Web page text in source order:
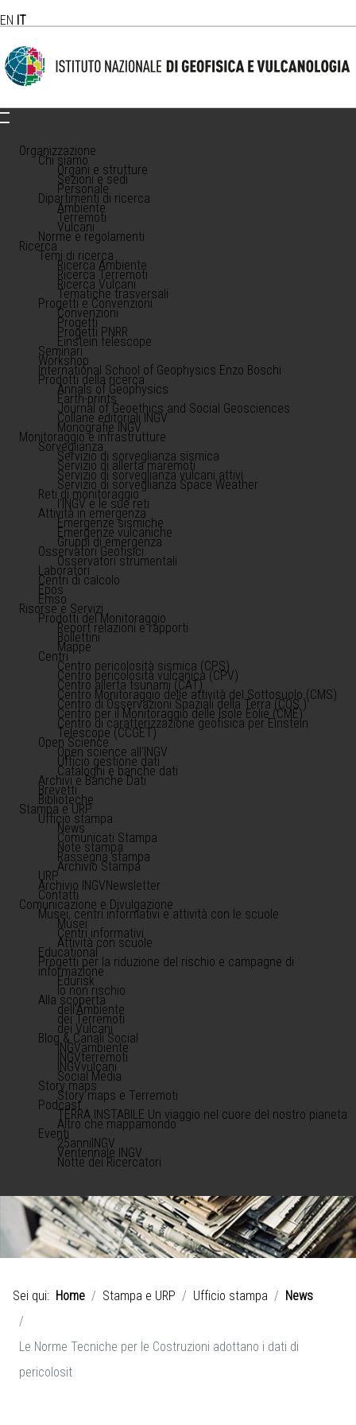
EN IT
Organizzazione
Chi siamo
Organi e strutture
Sezioni e sedi
Personale
Dipartimenti di ricerca
Ambiente
Terremoti
Vulcani
Norme e regolamenti
Ricerca
Temi di ricerca
Ricerca Ambiente
Ricerca Terremoti
Ricerca Vulcani
Tematiche trasversali
Progetti e Convenzioni
Convenzioni
Progetti
Progetti PNRR
Einstein telescope
Seminari
Workshop
International School of Geophysics Enzo Boschi
Prodotti della ricerca
Annals of Geophysics
Earth-prints
Journal of Geoethics and Social Geosciences
Collane editoriali INGV
Monografie INGV
Monitoraggio e infrastrutture
Sorveglianza
Servizio di sorveglianza sismica
Servizio di allerta maremoti
Servizio di sorveglianza vulcani attivi
Servizio di sorveglianza Space Weather
Reti di monitoraggio
l'INGV e le sue reti
Attività in emergenza
Emergenze sismiche
Emergenze vulcaniche
Gruppi di emergenza
Osservatori Geofisici
Osservatori strumentali
Laboratori
Centri di calcolo
Epos
Emso
Risorse e Servizi
Prodotti del Monitoraggio
Report relazioni e rapporti
Bollettini
Mappe
Centri
Centro pericolosità sismica (CPS)
Centro pericolosità vulcanica (CPV)
Centro allerta tsunami (CAT)
Centro Monitoraggio delle attività del Sottosuolo (CMS)
Centro di Osservazioni Spaziali della Terra (COS )
Centro per il Monitoraggio delle Isole Eolie (CME)
Centro di caratterizzazione geofisica per Einstein
Telescope (CCGET)
Open Science
Open science all'INGV
Ufficio gestione dati
Cataloghi e banche dati
Archivi e Banche Dati
Brevetti
Biblioteche
Stampa e URP
Ufficio stampa
News
Comunicati Stampa
Note stampa
Rassegna stampa
Archivio Stampa
URP
Archivio INGVNewsletter
Contatti
Comunicazione e Divulgazione
Musei, centri informativi e attività con le scuole
Musei
Centri informativi
Attività con scuole
Educational
Progetti per la riduzione del rischio e campagne di
informazione
Edurisk
Io non rischio
Alla scoperta
dell'Ambiente
dei Terremoti
dei Vulcani
Blog & Canali Social
INGVambiente
INGVterremoti
INGVvulcani
Social Media
Story maps
Story maps e Terremoti
Podcast
TERRA INSTABILE Un viaggio nel cuore del nostro pianeta
Altro che mappamondo
Eventi
25anniINGV
Ventennale INGV
Notte dei Ricercatori
Sei qui: Home Stampa e URP Ufficio stampa News
Le Norme Tecniche per le Costruzioni adottano i dati di
pericolosit